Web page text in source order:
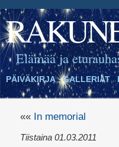
Elämää ja
PÄIVÄKIRJA GALLERIAT
«« In memorial
Tiistaina 01.03.2011